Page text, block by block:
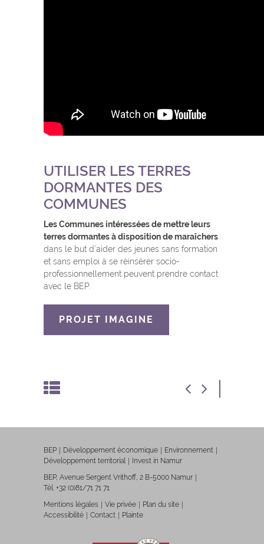
UTILISER LES TERRES
DORMANTES DES
COMMUNES
Les Communes intéressées de mettre leurs
terres dormantes à disposition de maraîchers
dans le but d’aider des jeunes sans formation
et sans emploi à se réinsérer socio-
professionnellement peuvent prendre contact
avec le BEP.
PROJET IMAGINE
BEP Développement économique
Environnement
Développement territorial
Invest in Namur
BEP, Avenue Sergent Vrithoff, 2 B-5000 Namur
Tél. +32 (0)81/71 71 71
Mentions légales
Vie privée
Plan du site
Accessibilité
Contact Plainte